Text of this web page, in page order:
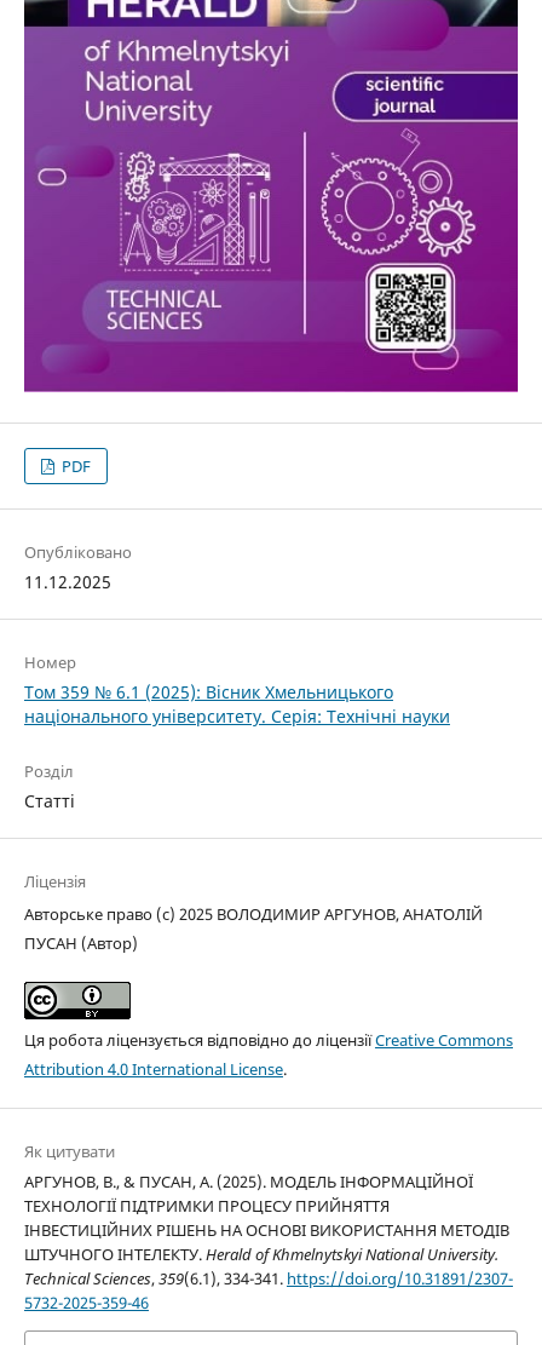
PDF
Опубліковано
11.12.2025
Номер
Том 359 № 6.1 (2025): Вісник Хмельницького
національного університету. Серія: Технічні науки
Розділ
Статті
Ліцензія
Авторське право (c) 2025 ВОЛОДИМИР АРГУНОВ, АНАТОЛІЙ
ПУСАН (Автор)
Ця робота ліцензується відповідно до ліцензіїCreative Commons
Attribution 4.0 International License.
Як цитувати
АРГУНОВ, В., & ПУСАН, А. (2025). МОДЕЛЬ ІНФОРМАЦІЙНОЇ
ТЕХНОЛОГІЇ ПІДТРИМКИ ПРОЦЕСУ ПРИЙНЯТТЯ
ІНВЕСТИЦІЙНИХ РІШЕНЬ НА ОСНОВІ ВИКОРИСТАННЯ МЕТОДІВ
ШТУЧНОГО ІНТЕЛЕКТУ.Herald of Khmelnytskyi National University.
Technical Sciences,359(6.1), 334-341. https://doi.org/10.31891/2307-
5732-2025-359-46